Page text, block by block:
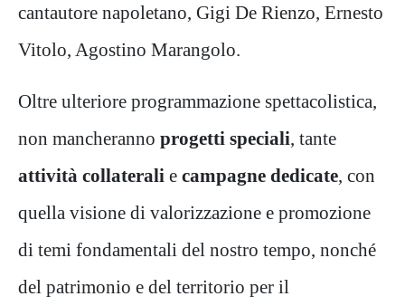
cantautore napoletano, Gigi De Rienzo, Ernesto
Vitolo, Agostino Marangolo.
Oltre ulteriore programmazione spettacolistica,
non mancheranno progetti speciali , tante
attività collaterali e campagne dedicate , con
quella visione di valorizzazione e promozione
di temi fondamentali del nostro tempo, nonché
del patrimonio e del territorio per il